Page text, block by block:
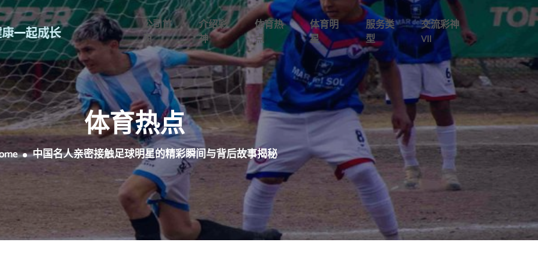
公司首
页
介绍彩
神
体育热
点
体育明
星
服务类
型
交流彩神
Vll
体育热点
中国名人亲密接触足球明星的精彩瞬间与背后故事揭秘